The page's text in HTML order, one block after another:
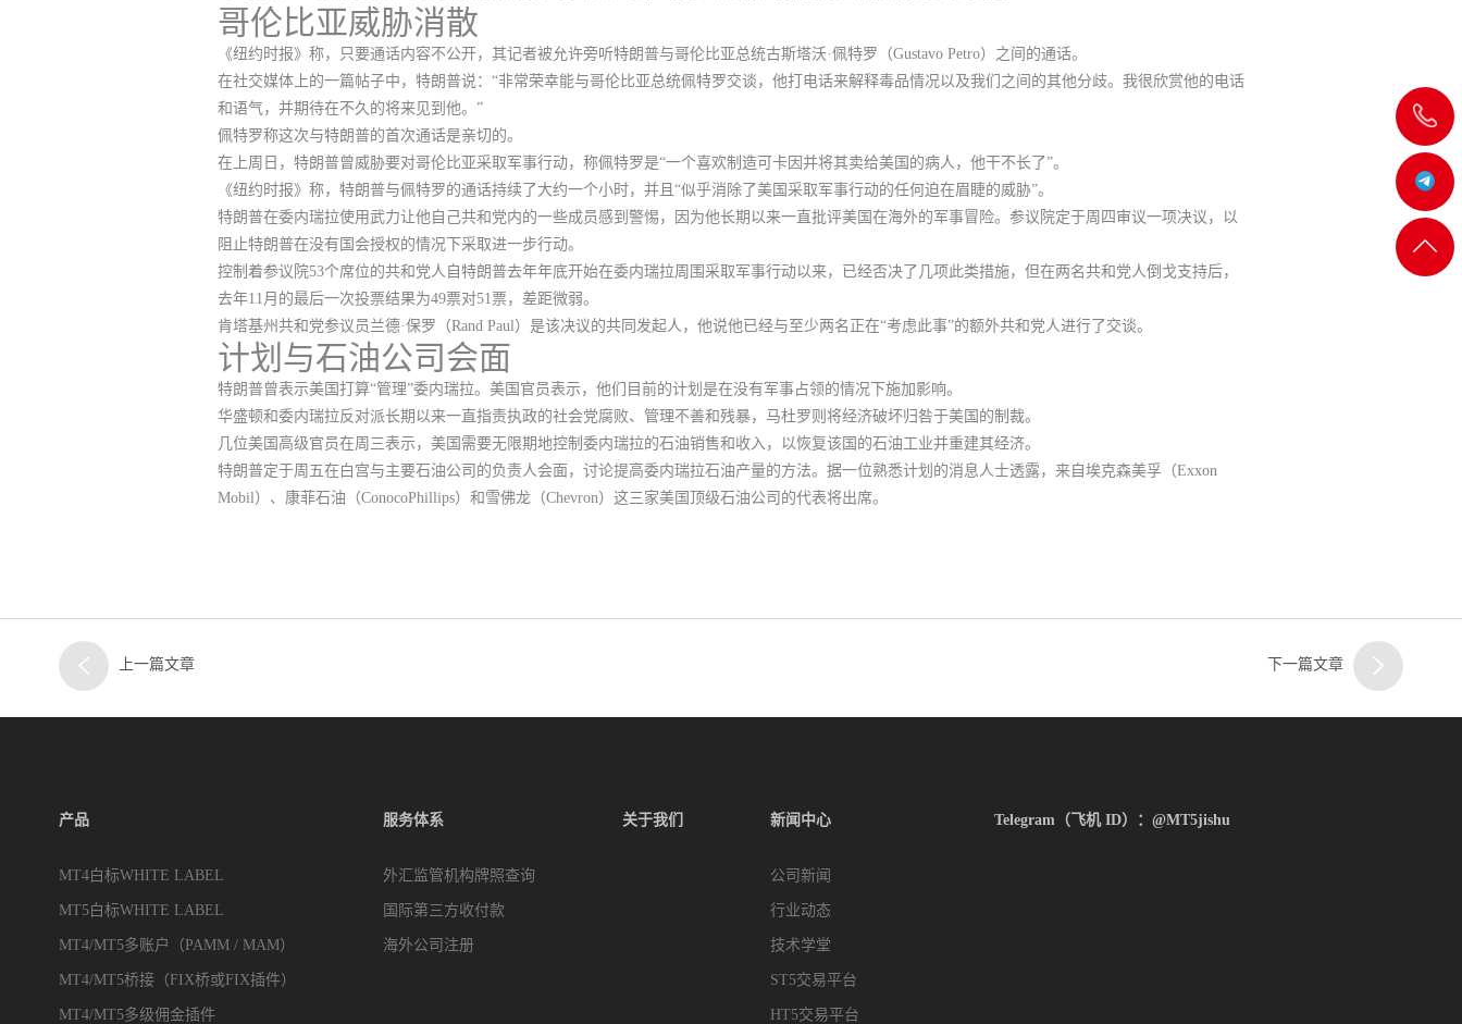
飞
机
客服
返回
哥伦比亚威胁消散
《纽约时报》称，只要通话内容不公开，其记者被允许旁听特朗普与哥伦比亚总统古斯塔沃·佩特罗（Gustavo Petro）之间的通话。
在社交媒体上的一篇帖子中，特朗普说：“非常荣幸能与哥伦比亚总统佩特罗交谈，他打电话来解释毒品情况以及我们之间的其他分歧。我很欣赏他的电话
和语气，并期待在不久的将来见到他。”
佩特罗称这次与特朗普的首次通话是亲切的。
在上周日，特朗普曾威胁要对哥伦比亚采取军事行动，称佩特罗是“一个喜欢制造可卡因并将其卖给美国的病人，他干不长了”。
《纽约时报》称， 特朗普与佩特罗的通话持续了大约一个小时，并且“似乎消除了美国采取军事行动的任何迫在眉睫的威胁”。
特朗普在委内瑞拉使用武力让他自己共和党内的一些成员感到警惕，因为他长期以来一直批评美国在海外的军事冒险。参议院定于周四审议一项决议，以
阻止特朗普在没有国会授权的情况下采取进一步行动。
控制着参议院53个席位的共和党人自特朗普去年年底开始在委内瑞拉周围采取军事行动以来，已经否决了几项此类措施，但在两名共和党人倒戈支持后，
去年11月的最后一次投票结果为49票对51票，差距微弱。
肯塔基州共和党参议员兰德·保罗（Rand Paul）是该决议的共同发起人，他说他已经与至少两名正在“考虑此事”的额外共和党人进行了交谈。
计划与石油公司会面
特朗普曾表示美国打算“管理”委内瑞拉。美国官员表示， 他们目前的计划是在没有军事占领的情况下施加影响。
华盛顿和委内瑞拉反对派长期以来一直指责执政的社会党腐败、管理不善和残暴，马杜罗则将经济破坏归咎于美国的制裁。
几位美国高级官员在周三表示， 美国需要无限期地控制委内瑞拉的石油销售和收入，以恢复该国的石油工业并重建其经济。
特朗普定于周五在白宫与主要石油公司的负责人会面，讨论提高委内瑞拉石油产量的方法。据一位熟悉计划的消息人士透露，来自埃克森美孚（Exxon
Mobil）、康菲石油（ConocoPhillips）和雪佛龙（Chevron）这三家美国顶级石油公司的代表将出席。
上一篇文章 下一篇文章
产品
MT4白标WHITE LABEL
MT5白标WHITE LABEL
MT4/MT5多账户（PAMM / MAM）
MT4/MT5桥接（FIX桥或FIX插件）
MT4/MT5多级佣金插件
服务体系
外汇监管机构牌照查询
国际第三方收付款
海外公司注册
关于我们 新闻中心
公司新闻
行业动态
技术学堂
ST5交易平台
HT5交易平台
Telegram（飞机 ID）：@MT5jishu